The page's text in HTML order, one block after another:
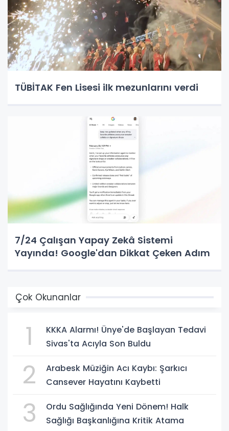
TÜBİTAK Fen Lisesi ilk mezunlarını verdi
7/24 Çalışan Yapay Zekâ Sistemi
Yayında! Google'dan Dikkat Çeken Adım
Çok Okunanlar
1
KKKA Alarmı! Ünye'de Başlayan Tedavi
Sivas'ta Acıyla Son Buldu
2
Arabesk Müziğin Acı Kaybı: Şarkıcı
Cansever Hayatını Kaybetti
3
Ordu Sağlığında Yeni Dönem! Halk
Sağlığı Başkanlığına Kritik Atama